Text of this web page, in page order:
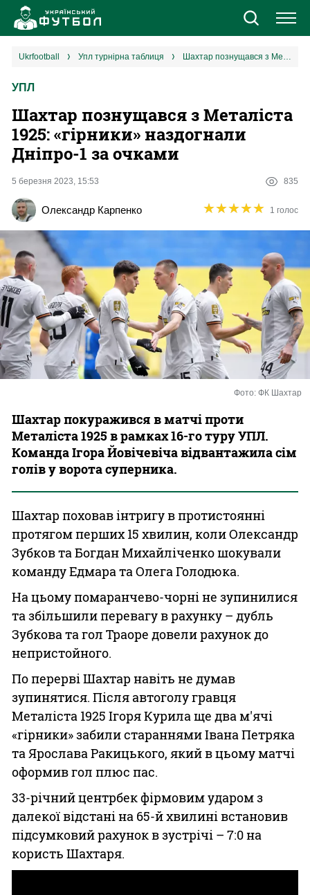
Новини
Єврокубки
УПЛ
2 ліга
Різне
Букмекери
Казино
ukrfootball упл турнірна таблиця Шахтар познущався з Металіста 1925: «гірники» наздогнали Дніпро-1 за очками
УПЛ
Шахтар познущався з Металіста
1925: «гірники» наздогнали
Дніпро-1 за очками
5 березня 2023, 15:53 835
Олександр Карпенко ★★★★★
★★★★★ 1 голос
Фото: ФК Шахтар
Шахтар покуражився в матчі проти
Металіста 1925 в рамках 16-го туру УПЛ.
Команда Ігора Йовічевіча відвантажила сім
голів у ворота суперника.
Шахтар поховав інтригу в протистоянні
протягом перших 15 хвилин, коли Олександр
Зубков та Богдан Михайліченко шокували
команду Едмара та Олега Голодюка.
На цьому помаранчево-чорні не зупинилися
та збільшили перевагу в рахунку – дубль
Зубкова та гол Траоре довели рахунок до
непристойного.
По перерві Шахтар навіть не думав
зупинятися. Після автоголу гравця
Металіста 1925 Ігоря Курила ще два м'ячі
«гірники» забили стараннями Івана Петряка
та Ярослава Ракицького, який в цьому матчі
оформив гол плюс пас.
33-річний центрбек фірмовим ударом з
далекої відстані на 65-й хвилині встановив
підсумковий рахунок в зустрічі – 7:0 на
користь Шахтаря.